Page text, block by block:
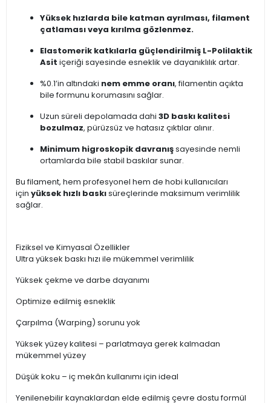
Yüksek hızlarda bile katman ayrılması, filament
çatlaması veya kırılma gözlenmez.
Elastomerik katkılarla güçlendirilmiş L-Polilaktik
Asit içeriği sayesinde esneklik ve dayanıklılık artar.
%0.1’in altındaki nem emme oranı, filamentin açıkta
bile formunu korumasını sağlar.
Uzun süreli depolamada dahi 3D baskı kalitesi
bozulmaz, pürüzsüz ve hatasız çıktılar alınır.
Minimum higroskopik davranışsayesinde nemli
ortamlarda bile stabil baskılar sunar.
Bu filament, hem profesyonel hem de hobi kullanıcıları
için yüksek hızlı baskısüreçlerinde maksimum verimlilik
sağlar.
Fiziksel ve Kimyasal Özellikler
Ultra yüksek baskı hızı ile mükemmel verimlilik
Yüksek çekme ve darbe dayanımı
Optimize edilmiş esneklik
Çarpılma (Warping) sorunu yok
Yüksek yüzey kalitesi – parlatmaya gerek kalmadan
mükemmel yüzey
Düşük koku – iç mekân kullanımı için ideal
Yenilenebilir kaynaklardan elde edilmiş çevre dostu formül